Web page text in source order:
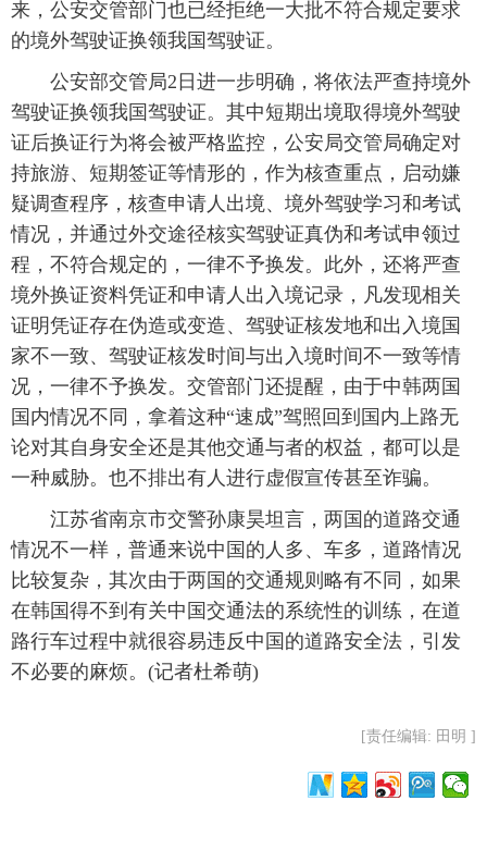
来，公安交管部门也已经拒绝一大批不符合规定要求
的境外驾驶证换领我国驾驶证。
公安部交管局2日进一步明确，将依法严查持境外
驾驶证换领我国驾驶证。其中短期出境取得境外驾驶
证后换证行为将会被严格监控，公安局交管局确定对
持旅游、短期签证等情形的，作为核查重点，启动嫌
疑调查程序，核查申请人出境、境外驾驶学习和考试
情况，并通过外交途径核实驾驶证真伪和考试申领过
程，不符合规定的，一律不予换发。此外，还将严查
境外换证资料凭证和申请人出入境记录，凡发现相关
证明凭证存在伪造或变造、驾驶证核发地和出入境国
家不一致、驾驶证核发时间与出入境时间不一致等情
况，一律不予换发。交管部门还提醒，由于中韩两国
国内情况不同，拿着这种“速成”驾照回到国内上路无
论对其自身安全还是其他交通与者的权益，都可以是
一种威胁。也不排出有人进行虚假宣传甚至诈骗。
江苏省南京市交警孙康昊坦言，两国的道路交通
情况不一样，普通来说中国的人多、车多，道路情况
比较复杂，其次由于两国的交通规则略有不同，如果
在韩国得不到有关中国交通法的系统性的训练，在道
路行车过程中就很容易违反中国的道路安全法，引发
不必要的麻烦。(记者杜希萌)
[责任编辑: 田明 ]